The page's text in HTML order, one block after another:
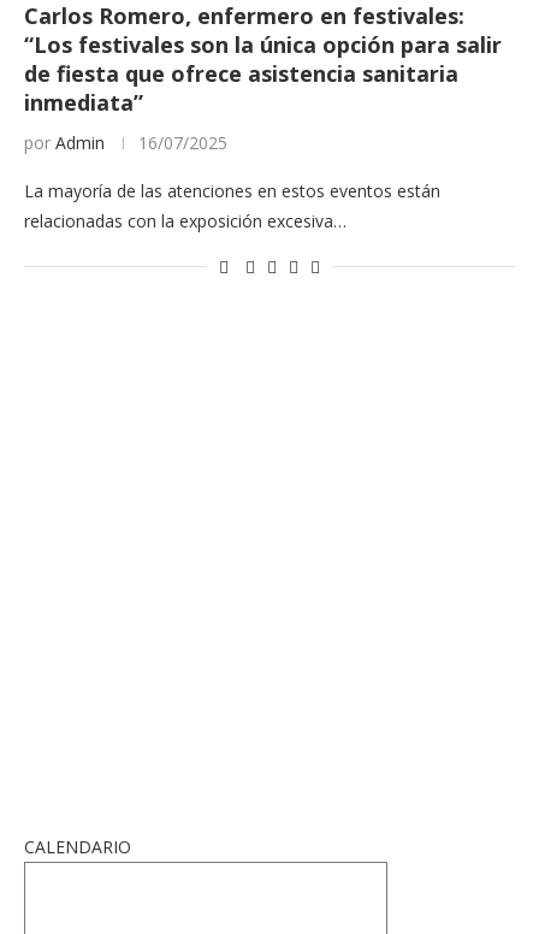
Carlos Romero, enfermero en festivales:
“Los festivales son la única opción para salir
de fiesta que ofrece asistencia sanitaria
inmediata”
por Admin 16/07/2025
La mayoría de las atenciones en estos eventos están
relacionadas con la exposición excesiva…
CALENDARIO